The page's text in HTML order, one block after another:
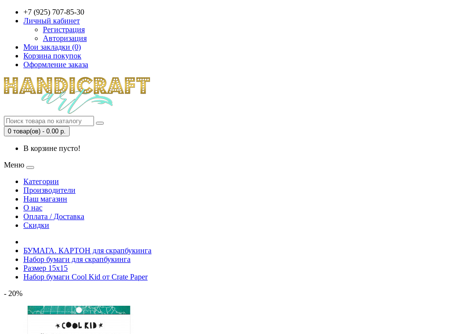
+7 (925) 707-85-30
Личный кабинет
Регистрация
Авторизация
Мои закладки (0)
Корзина покупок
Оформление заказа
0 товар(ов) - 0.00 р.
В корзине пусто!
Меню
Категории
Производители
Наш магазин
О нас
Оплата / Доставка
Скидки
БУМАГА. КАРТОН для скрапбукинга
Набор бумаги для скрапбукинга
Размер 15х15
Набор бумаги Cool Kid от Crate Paper
- 20%